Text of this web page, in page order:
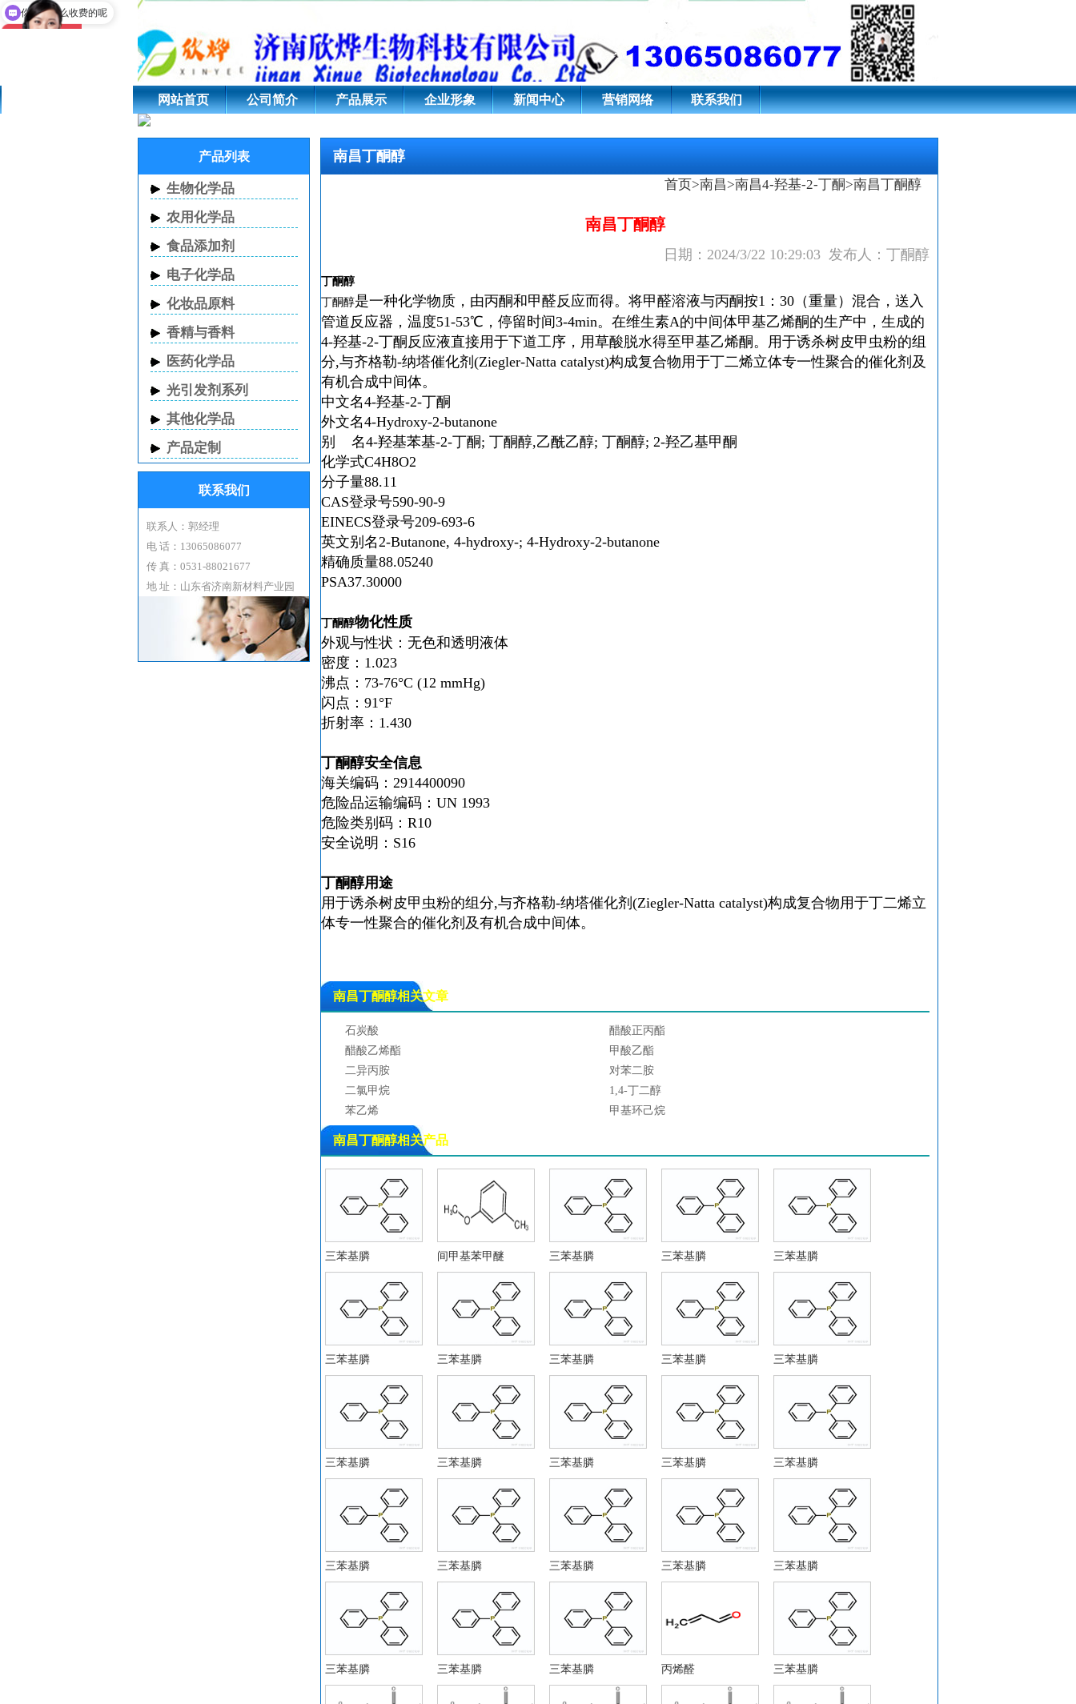
南昌丁酮醇
网站首页 公司简介 产品展示 企业形象 新闻中心 营销网络 联系我们
南昌丁酮醇
首页>南昌>南昌4-羟基-2-丁酮>南昌丁酮醇
南昌丁酮醇
日期：2024/3/22 10:29:03 发布人：丁酮醇
丁酮醇
丁酮醇是一种化学物质，由丙酮和甲醛反应而得。将甲醛溶液与丙酮按1：30（重量）混合，送入
管道反应器，温度51-53℃，停留时间3-4min。在维生素A的中间体甲基乙烯酮的生产中，生成的
4-羟基-2-丁酮 反应液直接用于下道工序，用草酸脱水得至甲基乙烯酮。用于诱杀树皮甲虫粉的组
分,与齐格勒-纳塔催化剂(Ziegler-Natta catalyst)构成复合物用于丁二烯立体专一性聚合的催化剂及
有机合成中间体。
中文名4-羟基-2-丁酮
外文名4-Hydroxy-2-butanone
别 名4-羟基苯基-2-丁酮; 丁酮醇,乙酰乙醇; 丁酮醇; 2-羟乙基甲酮
化学式C4H8O2
分子量88.11
CAS登录号590-90-9
EINECS登录号209-693-6
英文别名2-Butanone, 4-hydroxy-; 4-Hydroxy-2-butanone
精确质量88.05240
PSA37.30000
丁酮醇物化性质
外观与性状：无色和透明液体
密度：1.023
沸点：73-76°C (12 mmHg)
闪点：91°F
折射率：1.430
丁酮醇安全信息
海关编码：2914400090
危险品运输编码：UN 1993
危险类别码：R10
安全说明：S16
丁酮醇用途
用于诱杀树皮甲虫粉的组分,与齐格勒-纳塔催化剂(Ziegler-Natta catalyst)构成复合物用于丁二烯立
体专一性聚合的催化剂及有机合成中间体。
南昌丁酮醇相关文章
石炭酸
醋酸正丙酯
醋酸乙烯酯
甲酸乙酯
二异丙胺
对苯二胺
二氯甲烷
1,4-丁二醇
苯乙烯
甲基环己烷
二乙烯三胺
醋酸乙烯
乙酸乙烯
苯酚
三氯乙烯
环己胺
二环己胺
肼基甲酸叔丁酯
液体异丙醇锂
异丙醇锂
氟化镁
丙二酸二乙酯
原甲酸三乙酯
2-甲基-2-丙醇
三甲基甲醇
氯甲酸十六烷基酯 CAS NO. 26272-90-2
醋酸丙酯
醋酸乙酯
乙酸丙酯
环己酮
二甲苯
甲撑氯
乙酸乙烯酯
二氯甲烷
2,3-二氯苯胺
叔丁醇
2-甲基-2-丙醇
甲基叔丁基醚
引发剂BPO
过氧化苯甲酰
过氧化二苯甲酰
无水氯化铁
三氯化铁
氯化铁
亚甲基氯
苯甲醚
盐酸阿比朵尔
3-氨基巴豆酸乙酯
氯乙酰乙酸乙酯
4-溴乙酰乙酸乙酯
4-吲哚-3-硝基酚
5-乙酰氧基-1,2-二甲基吲哚-3-羧酸乙酯
6- 溴-5- 羟基-1-甲基 -2-苯基硫甲基 -1H-吲哚- 3-
羧酸乙酯
1,4-二溴丁烷
阿司匹林
5-乙酰氧基-6-溴-2-(溴甲基)-1-甲基-1H-吲哚-3-羧
酸乙酯
7-氯-1,4-二氢-4-氧代-3-喹啉羧酸乙酯
苯甲醚
南昌丁酮醇相关产品
三苯基膦 间甲基苯甲醚 三苯基膦 三苯基膦 三苯基膦
三苯基膦 三苯基膦 三苯基膦 三苯基膦 三苯基膦
三苯基膦 三苯基膦 三苯基膦 三苯基膦 三苯基膦
三苯基膦 三苯基膦 三苯基膦 三苯基膦 三苯基膦
三苯基膦 三苯基膦 三苯基膦 丙烯醛 三苯基膦
产品列表
生物化学品
农用化学品
食品添加剂
电子化学品
化妆品原料
香精与香料
医药化学品
光引发剂系列
其他化学品
产品定制
联系我们
联系人：郭经理
电 话：13065086077
传 真：0531-88021677
地 址：山东省济南新材料产业园
你们是怎么收费的呢